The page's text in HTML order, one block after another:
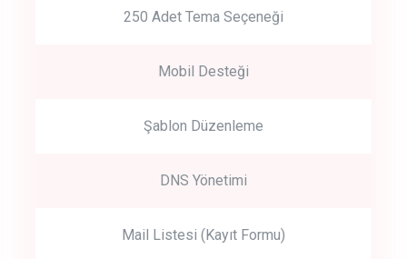
250 Adet Tema Seçeneği
Mobil Desteği
Şablon Düzenleme
DNS Yönetimi
Mail Listesi (Kayıt Formu)